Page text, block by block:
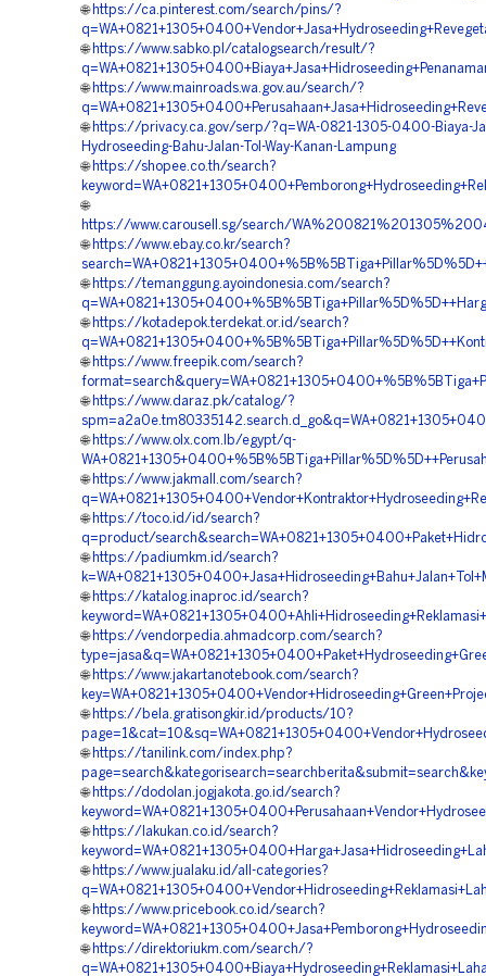
🌐 https://ca.pinterest.com/search/pins/?
🌐 https://www.sabko.pl/catalogsearch/result/?
🌐 https://www.mainroads.wa.gov.au/search/?
🌐 https://privacy.ca.gov/serp/?q=WA-0821-1305-0400-Biaya-
Hydroseeding-Bahu-Jalan-Tol-Way-Kanan-Lampung
🌐 https://shopee.co.th/search?
🌐
https://www.carousell.sg/search/
🌐 https://www.ebay.co.kr/search?
🌐 https://temanggung.ayoindonesia.com/search?
🌐 https://kotadepok.terdekat.or.id/search?
🌐 https://www.freepik.com/search?
🌐 https://www.daraz.pk/catalog/?
🌐 https://www.olx.com.lb/egypt/q-
🌐 https://www.jakmall.com/search?
🌐 https://toco.id/id/search?
q=product/
🌐 https://padiumkm.id/search?
🌐 https://katalog.inaproc.id/search?
🌐 https://vendorpedia.ahmadcorp.com/search?
🌐 https://www.jakartanotebook.com/search?
🌐 https://bela.gratisongkir.id/products/10?
🌐 https://tanilink.com/index.php?
🌐 https://dodolan.jogjakota.go.id/search?
🌐 https://lakukan.co.id/search?
🌐 https://www.jualaku.id/all-categories?
🌐 https://www.pricebook.co.id/search?
🌐 https://direktoriukm.com/search/?